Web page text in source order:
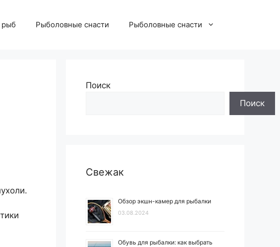
рыб Рыболовные снасти Рыболовные снасти
Поиск
Поиск
Свежак
Обзор экшн-камер для рыбалки
03.08.2024
Обувь для рыбалки: как выбрать